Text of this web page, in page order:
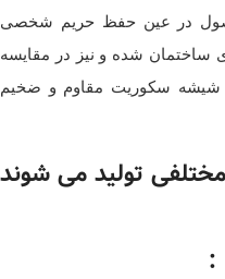
در عین حفظ حریم شخصی
ساختمان شده و نیز در مقایسه
شیشه سکوریت مقاوم و ضخیم
تولید می شوند
: